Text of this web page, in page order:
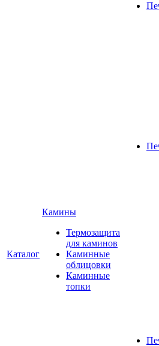
Каталог
Камины
Термозащита
для каминов
Каминные
облицовки
Каминные
топки